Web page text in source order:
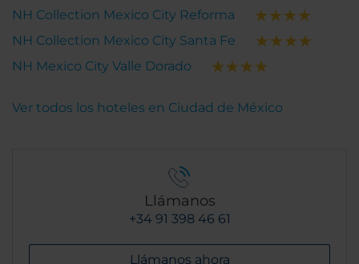
NH Collection Mexico City Reforma
NH Collection Mexico City Santa Fe
NH Mexico City Valle Dorado
Ver todos los hoteles en Ciudad de México
Llámanos
+34 91 398 46 61
Llámanos ahora